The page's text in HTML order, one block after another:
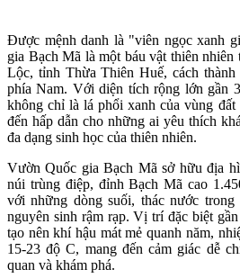
Được mệnh danh là "viên ngọc xanh
gia Bạch Mã là một báu vật thiên nhiên
Lộc, tỉnh Thừa Thiên Huế, cách
phía Nam. Với diện tích rộng lớn gần
không chỉ là lá phổi xanh của vùng
đến hấp dẫn cho những ai yêu thích
đa dạng sinh học của thiên nhiên.
Vườn Quốc gia Bạch Mã sở hữu địa
núi trùng điệp, đỉnh Bạch Mã cao
với những dòng suối, thác nước
nguyên sinh rậm rạp. Vị trí đặc biệt
tạo nên khí hậu mát mẻ quanh năm,
15-23 độ C, mang đến cảm giác dễ
quan và khám phá.